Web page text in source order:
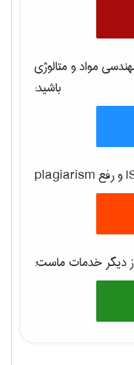
مواد و متالوژی
باشید:
دیگر خدمات ماست: